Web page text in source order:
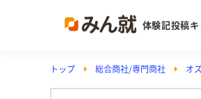
体験記投稿
トップ 総合商社/専門商社 オ